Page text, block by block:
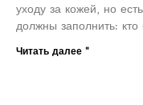
уходу за кожей, но
должны заполнить:
Читать далее "